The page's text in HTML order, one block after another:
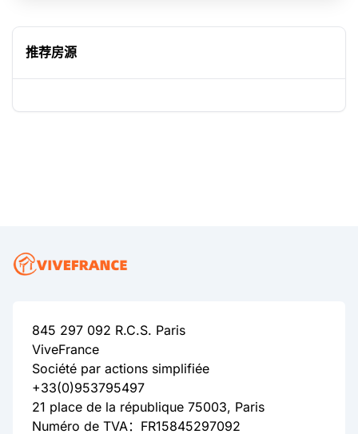
推荐房源
845 297 092 R.C.S. Paris
ViveFrance
Société par actions simplifiée
+33(0)953795497
21 place de la république 75003, Paris
Numéro de TVA：FR15845297092